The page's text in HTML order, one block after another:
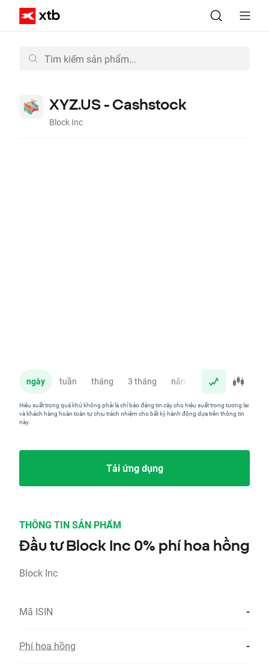
XYZ.US - Cashstock
Block Inc
ngày tuần tháng 3 tháng năm
Hiệu suất trong quá khứ không phải là chỉ báo đáng tin cậy cho hiệu suất trong tương lai
và khách hàng hoàn toàn tự chịu trách nhiệm cho bất kỳ hành động dựa trên thông tin
này.
Tải ứng dụng
THÔNG TIN SẢN PHẨM
Đầu tư Block Inc 0% phí hoa hồng
Block Inc
Mã ISIN -
Phí hoa hồng -